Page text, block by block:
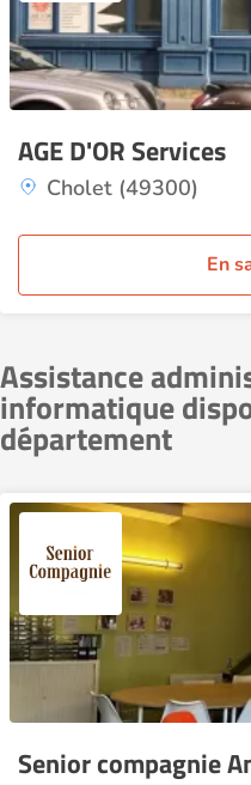
AGE D'OR Services
Cholet (49300)
En
Assistance
informatique
département
Senior compagnie